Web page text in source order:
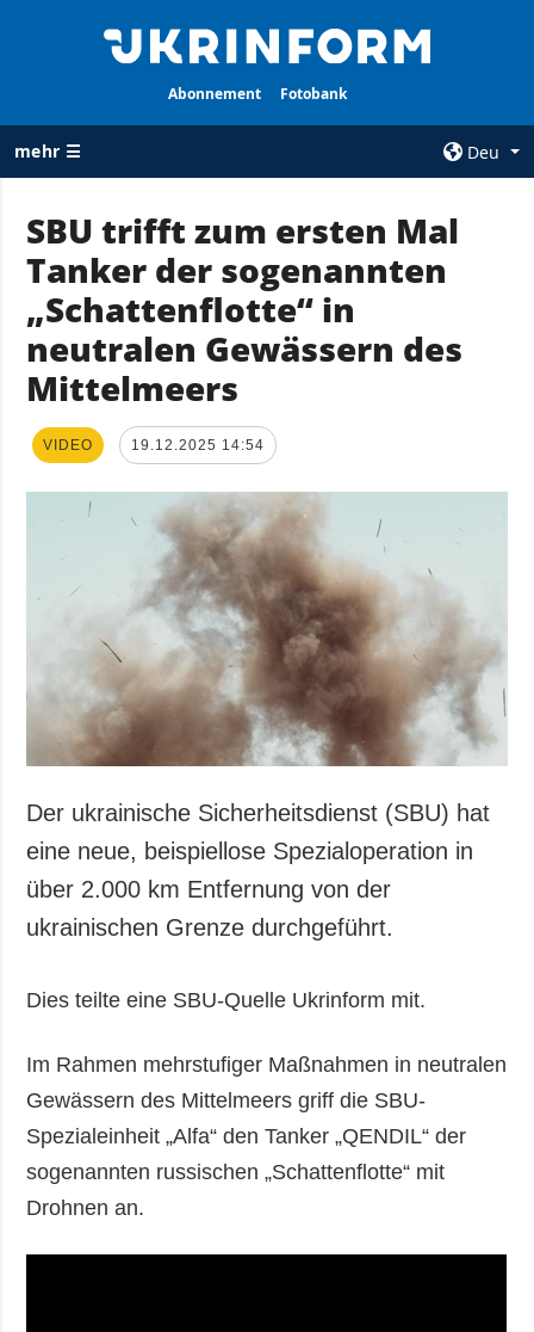
Abonnement Fotobank
mehr ☰
Deu
ALLE
RUBRIKEN
Krieg
Wiederaufbau
der Ukraine
Politik
Wirtschaft
Militär
Gesellschaft und
Kriminalität
Notstand und
Notfälle
AGENTUR
Über uns
Kontakte
personenbezogener
ZUSÄTZLICH
Veröffentlichungen
Fotos
Video
LEISTUNGEN
Abonnement
Fotobank
SBU trifft zum ersten Mal
Tanker der sogenannten
„Schattenflotte“ in
neutralen Gewässern des
Mittelmeers
VIDEO 19.12.2025 14:54
Der ukrainische Sicherheitsdienst (SBU) hat
eine neue, beispiellose Spezialoperation in
über 2.000 km Entfernung von der
ukrainischen Grenze durchgeführt.
Dies teilte eine SBU-Quelle Ukrinform mit.
Im Rahmen mehrstufiger Maßnahmen in neutralen
Gewässern des Mittelmeers griff die SBU-
Spezialeinheit „Alfa“ den Tanker „QENDIL“ der
sogenannten russischen „Schattenflotte“ mit
Drohnen an.